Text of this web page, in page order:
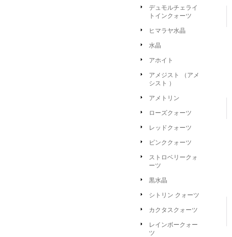
デュモルチェライ
トインクォーツ
ヒマラヤ水晶
水晶
アホイト
アメジスト （アメ
シスト ）
アメトリン
ローズクォーツ
レッドクォーツ
ピンククォーツ
ストロベリークォ
ーツ
黒水晶
シトリン クォーツ
カクタスクォーツ
レインボークォー
ツ